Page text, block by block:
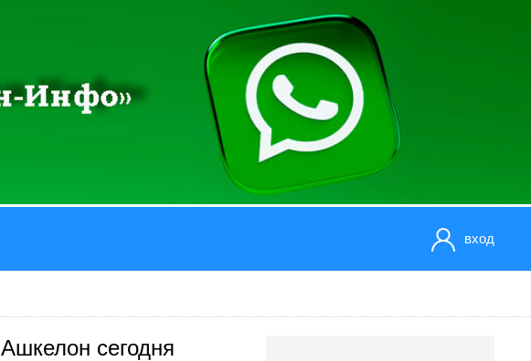
вход
Ашкелон сегодня